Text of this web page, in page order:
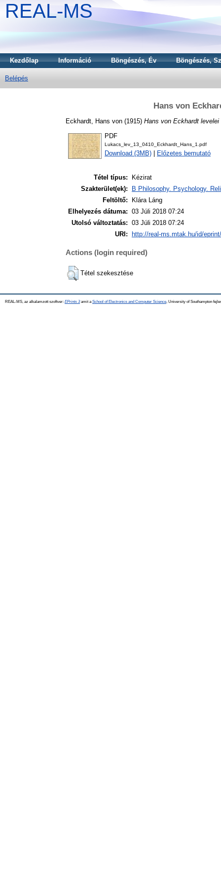
REAL-MS
Kezdőlap Információ Böngészés, Év Böngészés,
Belépés
Hans von
Eckhardt, Hans von (1915) Hans von Eckhardt
PDF
Lukacs_lev_13_0410_Eckhardt_Hans_1.pdf
Download (3MB) Előzetes bemutató
Tétel típus:
Kézirat
Szakterület(ek):
B Philosophy. Psychology.
Feltöltő:
Klára Láng
Elhelyezés dátuma: 03 Júli 2018 07:24
Utolsó változtatás: 03 Júli 2018 07:24
URI:
http://real-ms.mtak.hu/id/
Actions (login required)
Tétel szekesztése
REAL-MS, az alkalamzott szoftver: EPrints 3amit a School of Electronics and Computer Science , University of Southampton